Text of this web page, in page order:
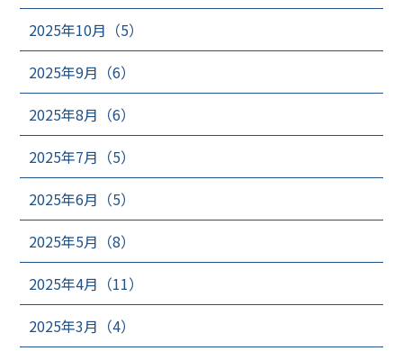
2025年10月（5）
2025年9月（6）
2025年8月（6）
2025年7月（5）
2025年6月（5）
2025年5月（8）
2025年4月（11）
2025年3月（4）